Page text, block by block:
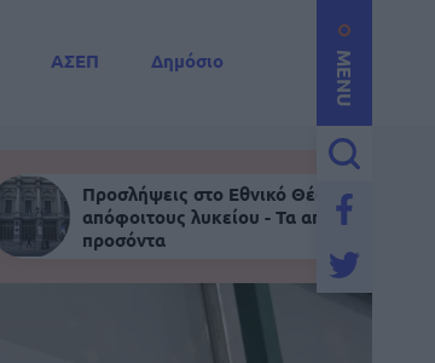
MENU
ΑΣΕΠ
Δημόσιο
Προσλήψεις στο Εθνικό Θέατρο για
απόφοιτους λυκείου - Τα απαραίτητα
προσόντα